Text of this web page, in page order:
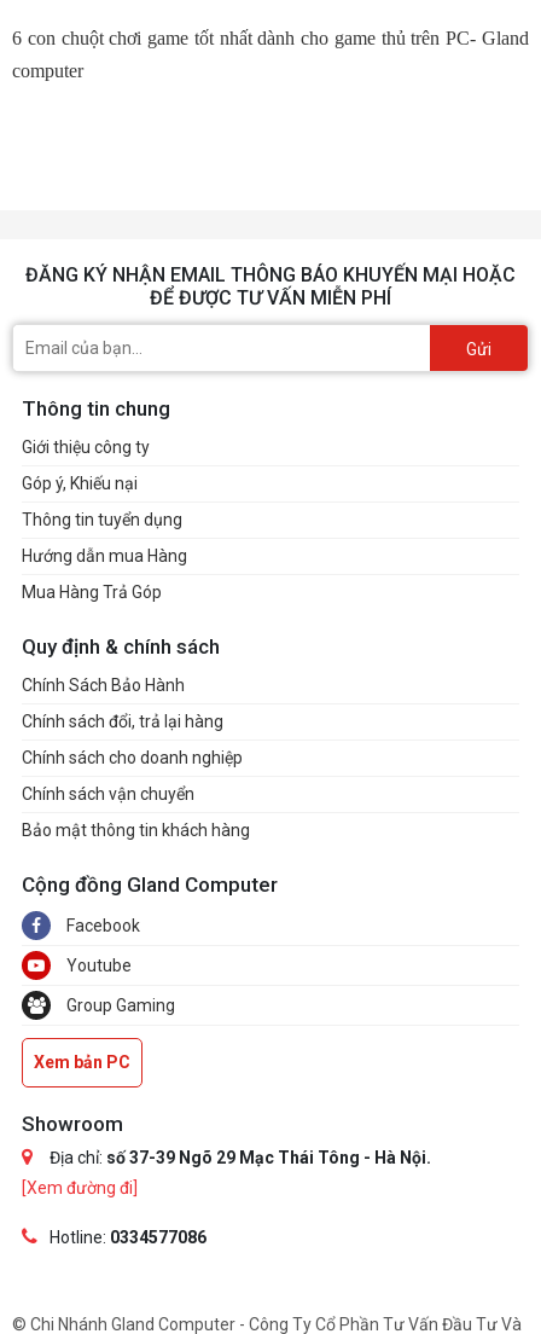
6 con chuột chơi game tốt nhất dành cho game thủ trên PC- Gland
computer
ĐĂNG KÝ NHẬN EMAIL THÔNG BÁO KHUYẾN MẠI HOẶC
ĐỂ ĐƯỢC TƯ VẤN MIỄN PHÍ
Gửi
Thông tin chung
Giới thiệu công ty
Góp ý, Khiếu nại
Thông tin tuyển dụng
Hướng dẫn mua Hàng
Mua Hàng Trả Góp
Quy định & chính sách
Chính Sách Bảo Hành
Chính sách đổi, trả lại hàng
Chính sách cho doanh nghiệp
Chính sách vận chuyển
Bảo mật thông tin khách hàng
Cộng đồng Gland Computer
Facebook
Youtube
Group Gaming
Xem bản PC
Showroom
Địa chỉ: số 37-39 Ngõ 29 Mạc Thái Tông - Hà Nội.
[Xem đường đi]
Hotline: 0334577086
© Chi Nhánh Gland Computer - Công Ty Cổ Phần Tư Vấn Đầu Tư Và